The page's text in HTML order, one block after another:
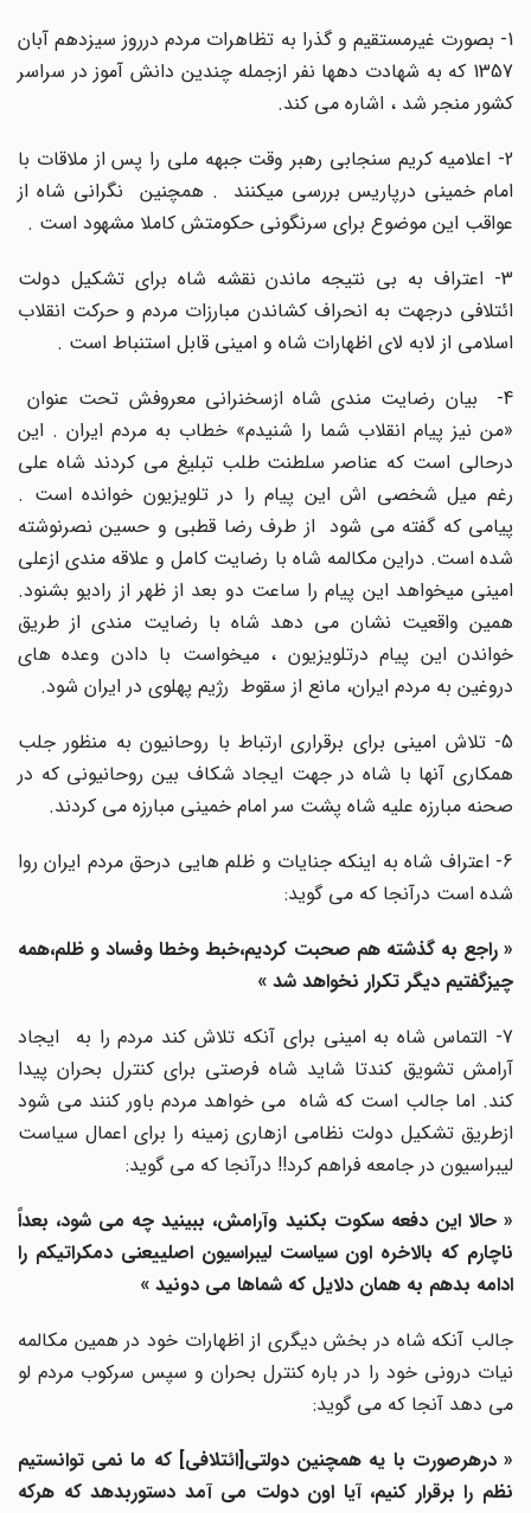
1- بصورت غیرمستقیم و گذرا به تظاهرات مردم درروز سیزدهم آبان
1357 که به شهادت دهها نفر ازجمله چندین دانش آموز در سراسر
کشور منجر شد ، اشاره می کند.
2- اعلامیه کریم سنجابی رهبر وقت جبهه ملی را پس از ملاقات با
امام خمینی درپاریس بررسی میکنند . همچنین نگرانی شاه از
عواقب این موضوع برای سرنگونی حکومتش کاملا مشهود است .
3- اعتراف به بی نتیجه ماندن نقشه شاه برای تشکیل دولت
ائتلافی درجهت به انحراف کشاندن مبارزات مردم و حرکت انقلاب
اسلامی از لابه لای اظهارات شاه و امینی قابل استنباط است .
4- بیان رضایت مندی شاه ازسخنرانی معروفش تحت عنوان
«من نیز پیام انقلاب شما را شنیدم» خطاب به مردم ایران . این
درحالی است که عناصر سلطنت طلب تبلیغ می کردند شاه علی
رغم میل شخصی اش این پیام را در تلویزیون خوانده است .
پیامی که گفته می شود از طرف رضا قطبی و حسین نصرنوشته
شده است. دراین مکالمه شاه با رضایت کامل و علاقه مندی ازعلی
امینی میخواهد این پیام را ساعت دو بعد از ظهر از رادیو بشنود.
همین واقعیت نشان می دهد شاه با رضایت مندی از طریق
خواندن این پیام درتلویزیون ، میخواست با دادن وعده های
دروغین به مردم ایران، مانع از سقوط رژیم پهلوی در ایران شود.
5- تلاش امینی برای برقراری ارتباط با روحانیون به منظور جلب
همکاری آنها با شاه در جهت ایجاد شکاف بین روحانیونی که در
صحنه مبارزه علیه شاه پشت سر امام خمینی مبارزه می کردند.
6- اعتراف شاه به اینکه جنایات و ظلم هایی درحق مردم ایران روا
شده است درآنجا که می گوید:
« راجع به گذشته هم صحبت کردیم،خبط وخطا وفساد و ظلم،همه
چیزگفتیم دیگر تکرار نخواهد شد »
7- التماس شاه به امینی برای آنکه تلاش کند مردم را به ایجاد
آرامش تشویق کندتا شاید شاه فرصتی برای کنترل بحران پیدا
کند. اما جالب است که شاه می خواهد مردم باور کنند می شود
ازطریق تشکیل دولت نظامی ازهاری زمینه را برای اعمال سیاست
لیبراسیون در جامعه فراهم کرد!! درآنجا که می گوید:
« حالا این دفعه سکوت بکنید وآرامش، ببینید چه می شود، بعداً
ناچارم که بالاخره اون سیاست لیبراسیون اصلییعنی دمکراتیکم را
ادامه بدهم به همان دلایل که شماها می دونید »
جالب آنکه شاه در بخش دیگری از اظهارات خود در همین مکالمه
نیات درونی خود را در باره کنترل بحران و سپس سرکوب مردم لو
می دهد آنجا که می گوید:
« درهرصورت با یه همچنین دولتی[ائتلافی] که ما نمی توانستیم
نظم را برقرار کنیم، آیا اون دولت می آمد دستوربدهد که هرکه